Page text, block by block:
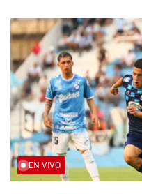
EN VIVO